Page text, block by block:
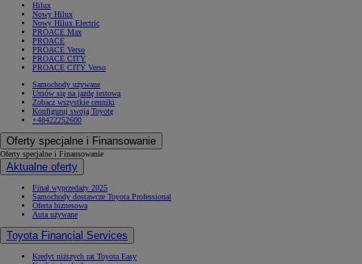
Hilux
Nowy Hilux
Nowy Hilux Electric
PROACE Max
PROACE
PROACE Verso
PROACE CITY
PROACE CITY Verso
Samochody używane
Umów się na jazdę testową
Zobacz wszystkie cenniki
Konfiguruj swoją Toyotę
+48422252600
Oferty specjalne i Finansowanie
Oferty specjalne i Finansowanie
Aktualne oferty
Finał wyprzedaży 2025
Samochody dostawcze Toyota Professional
Oferta biznesowa
Auta używane
Toyota Financial Services
Kredyt niższych rat Toyota Easy